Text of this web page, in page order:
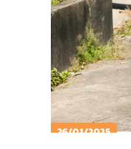
26/01/2025